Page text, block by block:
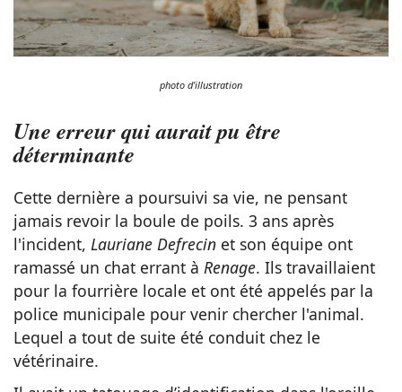
photo d'illustration
Une erreur qui aurait pu être
déterminante
Cette dernière a poursuivi sa vie, ne pensant
jamais revoir la boule de poils. 3 ans après
l'incident, Lauriane Defrecin et son équipe ont
ramassé un chat errant à Renage. Ils travaillaient
pour la fourrière locale et ont été appelés par la
police municipale pour venir chercher l'animal.
Lequel a tout de suite été conduit chez le
vétérinaire.